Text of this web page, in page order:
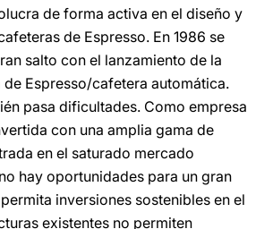
de forma activa en el diseño y
de Espresso. En 1986 se
salto con el lanzamiento de la
Espresso/cafetera automática.
pasa dificultades. Como empresa
con una amplia gama de
en el saturado mercado
hay oportunidades para un gran
inversiones sostenibles en el
existentes no permiten